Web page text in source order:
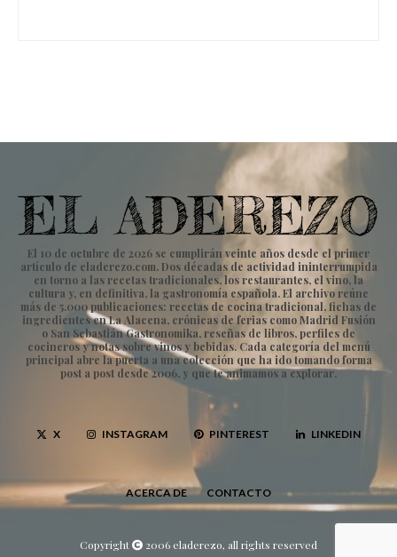
El 10 de octubre de 2026 se cumplirán veinte años desde el primer
artículo de eladerezo.com. Dos décadas de actividad ininterrumpida
en torno a las recetas tradicionales, los restaurantes, el vino, la
cultura y, en definitiva, la gastronomía española. El archivo reúne
más de 5.000 publicaciones: recetas de cocina tradicional, fichas de
ingredientes en La Alacena, crónicas de ferias como Madrid Fusión
o San Sebastián Gastronomika, reseñas de libros, perfiles de
cocineros y notas sobre vinos y bebidas. Cada categoría del menú
principal abre la puerta a una colección que ha ido tomando forma
post a post desde 2006, y que te animamos a explorar.
X INSTAGRAM PINTEREST LINKEDIN
ACERCA DE CONTACTO
Copyright 2006 eladerezo, all rights reserved